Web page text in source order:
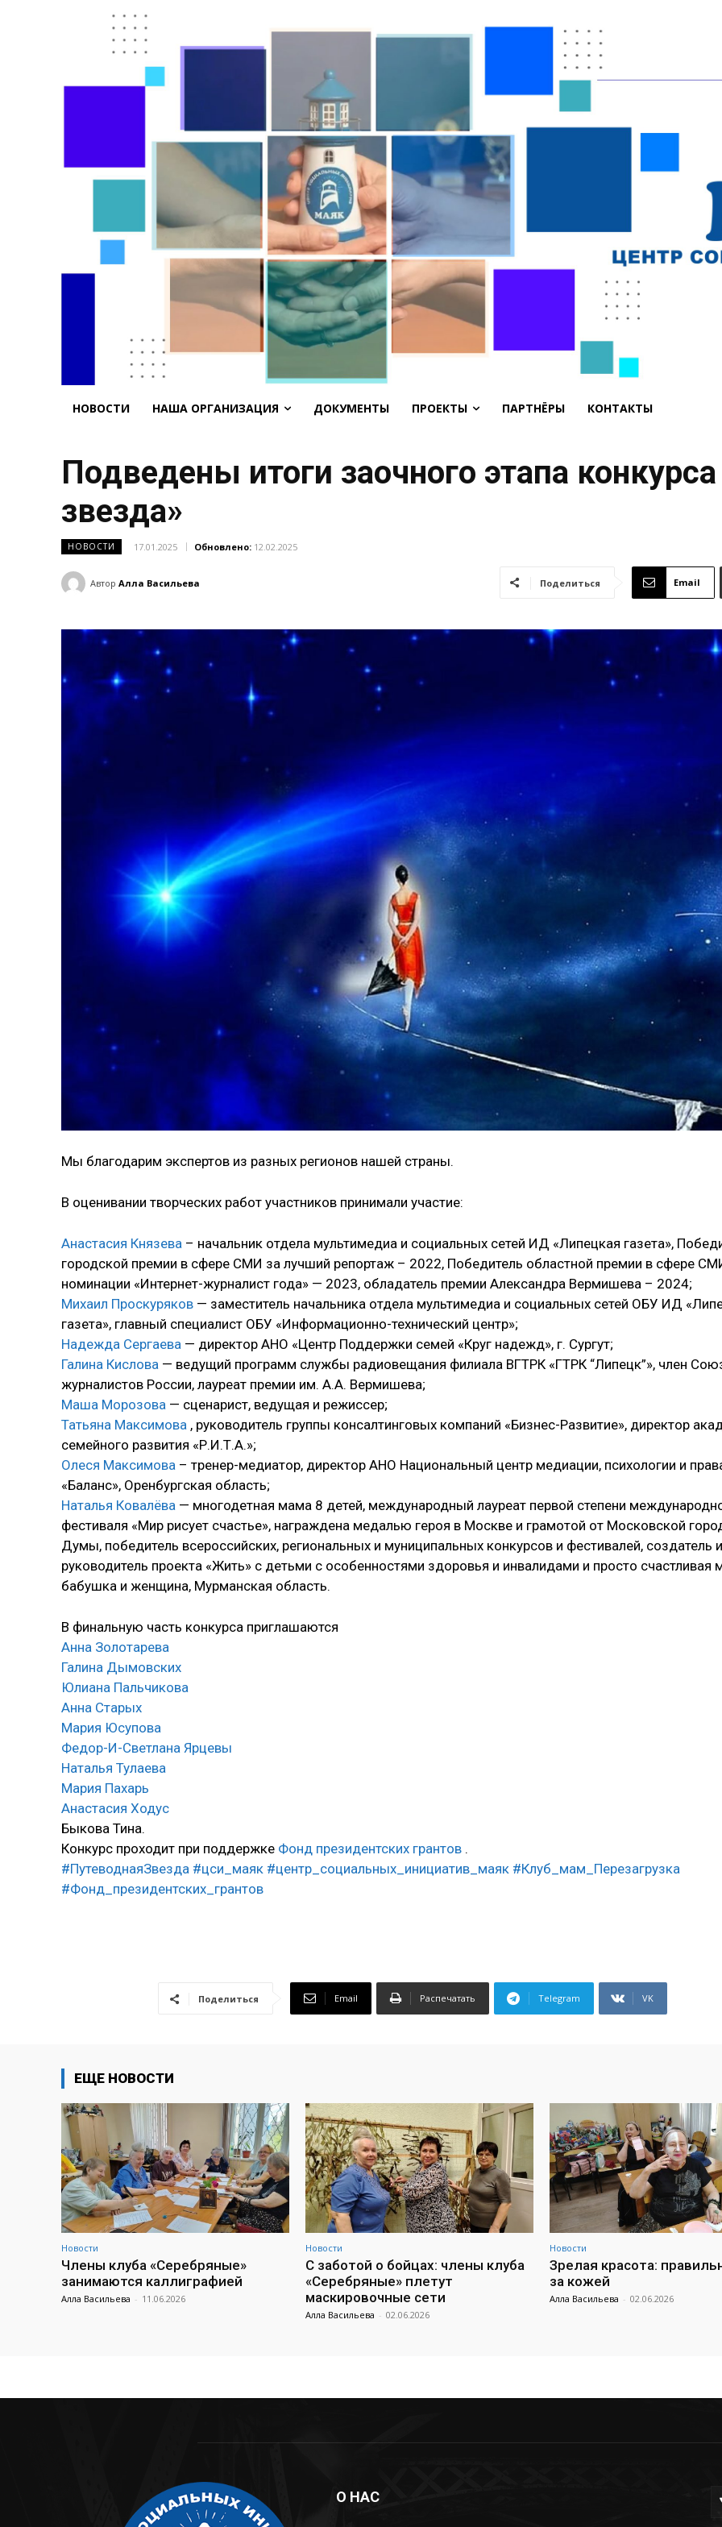
НОВОСТИ НАША ОРГАНИЗАЦИЯ ДОКУМЕНТЫ ПРОЕКТЫ ПАРТНЁРЫ КОНТАКТЫ
Подведены итоги заочного этапа
звезда»
НОВОСТИ 17.01.2025 Обновлено: 12.02.2025
Автор Алла Васильева Поделиться Email
Мы благодарим экспертов из разных регионов нашей страны.
В оценивании творческих работ участников принимали участие:
Анастасия Князева – начальник отдела мультимедиа и социальных сетей ИД «Липецкая газета»,
городской премии в сфере СМИ за лучший репортаж – 2022, Победитель областной премии в сфере
номинации «Интернет-журналист года» — 2023, обладатель премии Александра Вермишева – 2024;
Михаил Проскуряков — заместитель начальника отдела мультимедиа и социальных сетей ОБУ ИД
газета», главный специалист ОБУ «Информационно-технический центр»;
Надежда Сергаева — директор АНО «Центр Поддержки семей «Круг надежд», г. Сургут;
Галина Кислова — ведущий программ службы радиовещания филиала ВГТРК «ГТРК “Липецк”», член
журналистов России, лауреат премии им. А.А. Вермишева;
Маша Морозова — сценарист, ведущая и режиссер;
Татьяна Максимова , руководитель группы консалтинговых компаний «Бизнес-Развитие», директор
семейного развития «Р.И.Т.А.»;
Олеся Максимова – тренер-медиатор, директор АНО Национальный центр медиации, психологии и
«Баланс», Оренбургская область;
Наталья Ковалёва — многодетная мама 8 детей, международный лауреат первой степени
фестиваля «Мир рисует счастье», награждена медалью героя в Москве и грамотой от Московской
Думы, победитель всероссийских, региональных и муниципальных конкурсов и фестивалей, создатель и
руководитель проекта «Жить» с детьми с особенностями здоровья и инвалидами и просто счастливая
бабушка и женщина, Мурманская область.
В финальную часть конкурса приглашаются
Анна Золотарева
Галина Дымовских
Юлиана Пальчикова
Анна Старых
Мария Юсупова
Федор-И-Светлана Ярцевы
Наталья Тулаева
Мария Пахарь
Анастасия Ходус
Быкова Тина.
Конкурс проходит при поддержке Фонд президентских грантов .
#ПутеводнаяЗвезда #цси_маяк #центр_социальных_инициатив_маяк #Клуб_мам_Перезагрузка
#Фонд_президентских_грантов
Поделиться Email Распечатать Telegram VK
ЕЩЕ НОВОСТИ
Новости
Члены клуба «Серебряные»
занимаются каллиграфией
Алла Васильева - 11.06.2026
Новости
С заботой о бойцах: члены клуба
«Серебряные» плетут
маскировочные сети
Алла Васильева - 02.06.2026
Новости
Зрелая красота:
за кожей
Алла Васильева - 02.06.2026
О НАС